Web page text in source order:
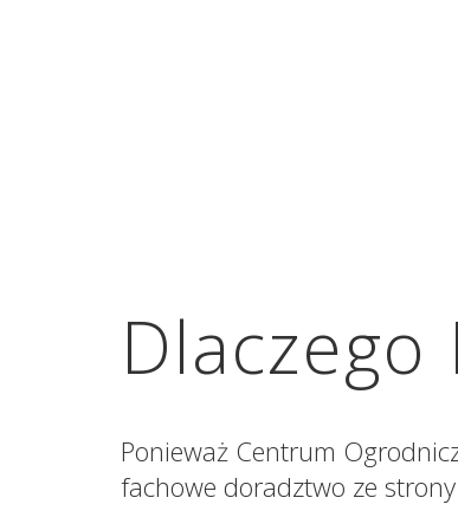
Dlaczego
Ponieważ Centrum
fachowe doradztwo ze